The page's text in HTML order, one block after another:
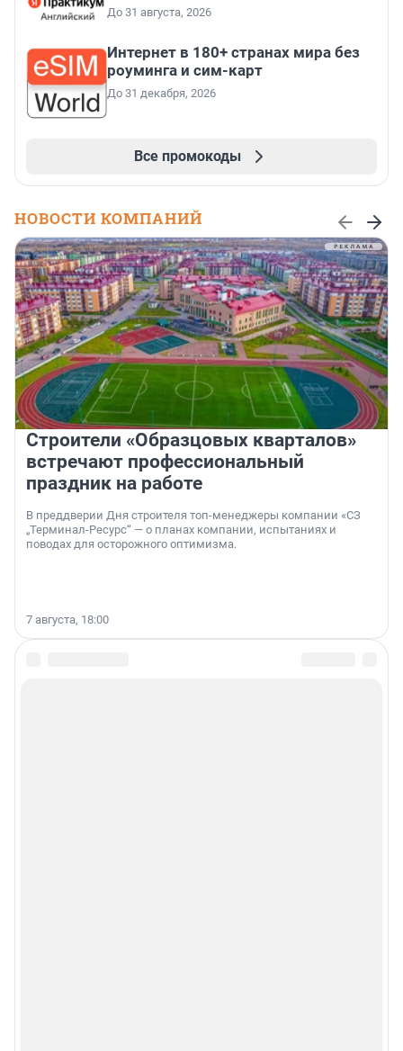
До 31 августа, 2026
Интернет в 180+ странах мира без
роуминга и сим-карт
До 31 декабря, 2026
Все промокоды
НОВОСТИ КОМПАНИЙ
Строители «Образцовых кварталов»
встречают профессиональный
праздник на работе
В преддверии Дня строителя топ-менеджеры компании «СЗ
„Терминал-Ресурс“ — о планах компании, испытаниях и
поводах для осторожного оптимизма.
7 августа, 18:00